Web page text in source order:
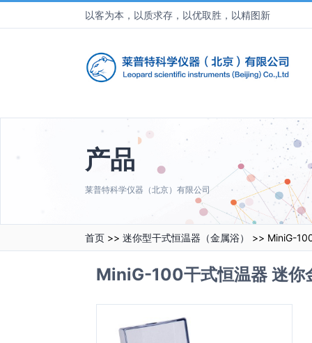
以客为本，以质求存，以优取胜，以精图新
产品
莱普特科学仪器（北京）有限公司
首页 >> 迷你型干式恒温器（金属浴） >> MiniG-
MiniG-100干式恒温器 迷你